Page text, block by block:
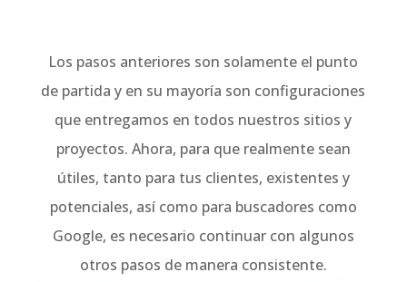
Los pasos anteriores son solamente el punto
de partida y en su mayoría son configuraciones
que entregamos en todos nuestros sitios y
proyectos. Ahora, para que realmente sean
útiles, tanto para tus clientes, existentes y
potenciales, así como para buscadores como
Google, es necesario continuar con algunos
otros pasos de manera consistente.